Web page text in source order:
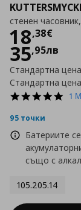
стенен
18,38€
Цена
35,95лв
Стандартна цена
Стандартна цена
5.01
95 точки
Батериите
също с
105.205.14